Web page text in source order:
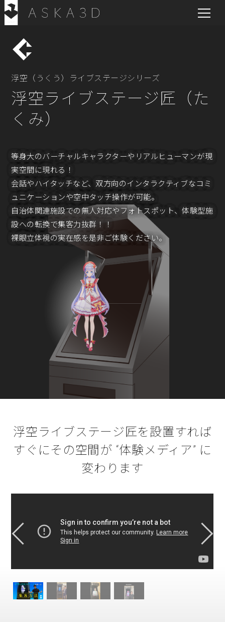
浮空（うくう）ライブステージシリーズ
浮空ライブステージ匠（た
くみ）
等身大のバーチャルキャラクターやリアルヒューマンが現
実空間に現れる！
会話やハイタッチなど、双方向のインタラクティブなコミ
ュニケーションや空中タッチ操作が可能。
自治体関連施設での無人対応やフォトスポット、体験型施
設への転換で集客力抜群！！
裸眼立体視の実在感を是非ご体験ください。
浮空ライブステージ匠を設置すれば
すぐにその空間が “体験メディア” に
変わります